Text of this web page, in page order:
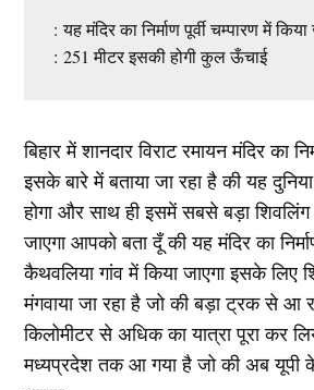
: यह मंदिर का निर्माण पूर्वी चम्पारण में
: 251 मीटर इसकी होगी कुल ऊँचाई
बिहार में शानदार विराट रमायन मंदिर का
इसके बारे में बताया जा रहा है की यह
होगा और साथ ही इसमें सबसे बड़ा शिवलिंग
जाएगा आपको बता दूँ की यह मंदिर का
कैथवलिया गांव में किया जाएगा इसके लिए
मंगवाया जा रहा है जो की बड़ा ट्रक से आ
किलोमीटर से अधिक का यात्रा पूरा कर
मध्यप्रदेश तक आ गया है जो की अब यूपी